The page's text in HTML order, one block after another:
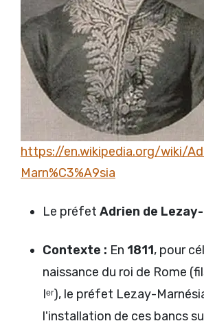
https://en.wikipedia.org/wiki/
Marn%C3%A9sia
Le préfet Adrien de
Contexte : En 1811, pour
naissance du roi de Rome
Iᵉʳ), le préfet Lezay-
l'installation de ces bancs